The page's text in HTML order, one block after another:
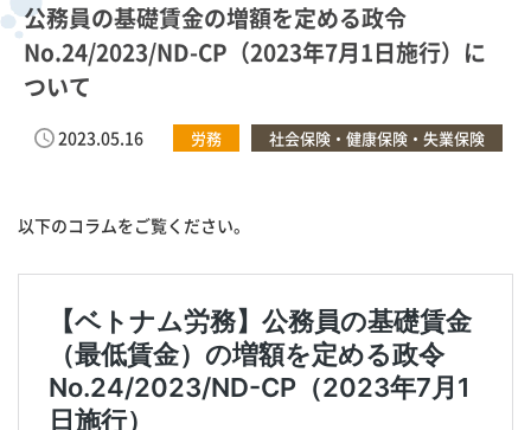
公務員の基礎賃金の増額を定める政令
No.24/2023/ND-CP（2023年7月1日施行）に
ついて
2023.05.16 労務 社会保険・健康保険・失業保険
以下のコラムをご覧ください。